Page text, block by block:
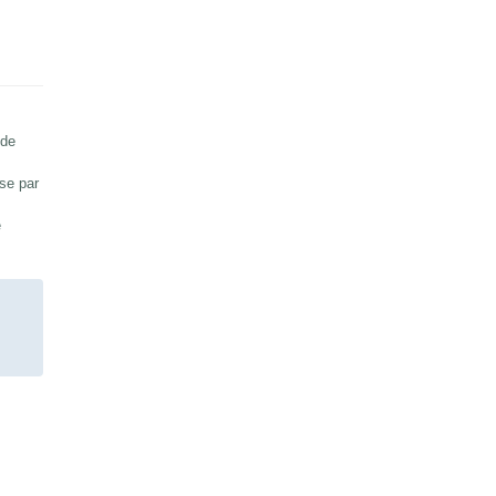
par